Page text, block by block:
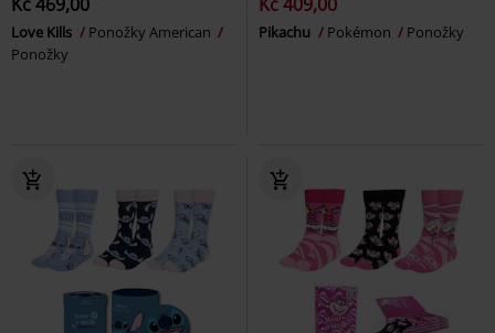
Love Kills
Ponožky American
Ponožky
Pikachu Pokémon Ponožky